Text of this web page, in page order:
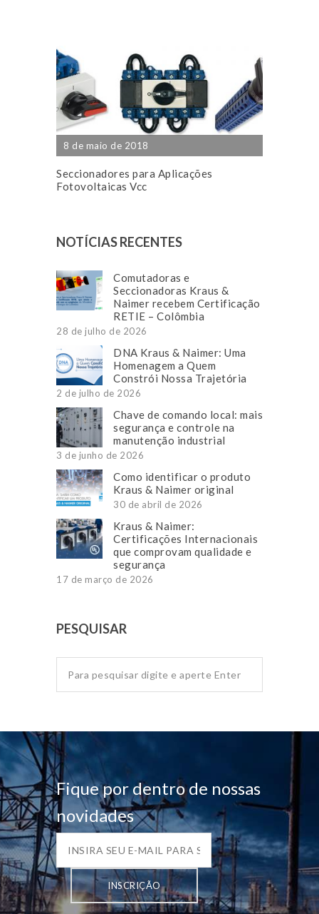
8 de maio de 2018
Seccionadores para Aplicações
Fotovoltaicas Vcc
NOTÍCIAS RECENTES
Comutadoras e
Seccionadoras Kraus &
Naimer recebem Certificação
RETIE – Colômbia
28 de julho de 2026
DNA Kraus & Naimer: Uma
Homenagem a Quem
Constrói Nossa Trajetória
2 de julho de 2026
Chave de comando local: mais
segurança e controle na
manutenção industrial
3 de junho de 2026
Como identificar o produto
Kraus & Naimer original
30 de abril de 2026
Kraus & Naimer:
Certificações Internacionais
que comprovam qualidade e
segurança
17 de março de 2026
PESQUISAR
Fique por dentro de nossas
novidades